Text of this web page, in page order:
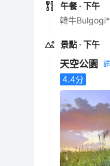
午餐 · 下午
韓牛Bulgogi*
景點 · 下午
天空公園
4.4分